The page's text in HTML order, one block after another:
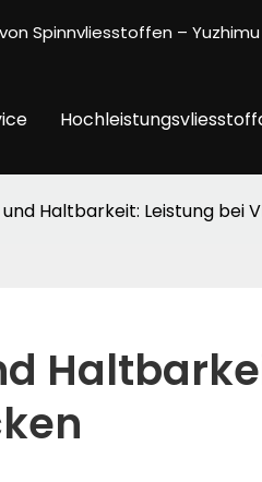
Spinnvliesstoffen –
Haltbarkeit: Leistung bei